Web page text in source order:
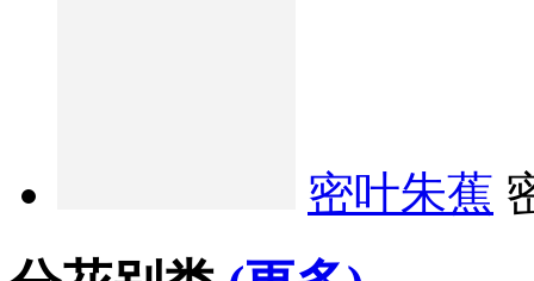
密叶朱蕉